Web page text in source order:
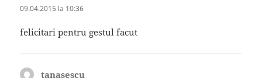
09.04.2015 la 10:36
felicitari pentru gestul facut
tanasescu